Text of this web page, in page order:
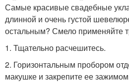
Самые красивые свадебные
длинной и очень густой
остальным? Смело применяйте
1. Тщательно расчешитесь.
2. Горизонтальным пробором
макушке и закрепите ее